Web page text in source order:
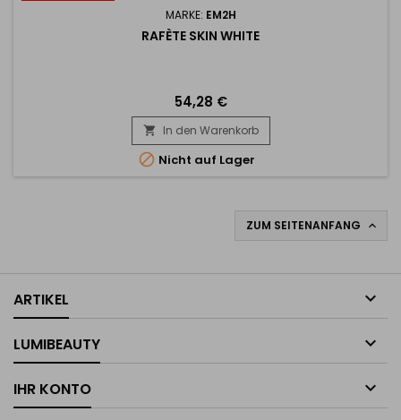
MARKE: EM2H
RAFÈTE SKIN WHITE
54,28 €
 In den Warenkorb
 Nicht auf Lager
ZUM SEITENANFANG 
ARTIKEL 
LUMIBEAUTY 
IHR KONTO 